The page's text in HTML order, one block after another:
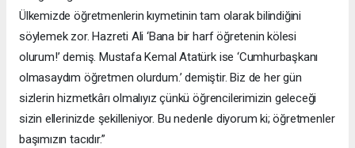
Ülkemizde öğretmenlerin kıymetinin tam olarak bilindiğini
söylemek zor. Hazreti Ali ‘Bana bir harf öğretenin kölesi
olurum!’ demiş. Mustafa Kemal Atatürk ise ‘Cumhurbaşkanı
olmasaydım öğretmen olurdum.’ demiştir. Biz de her gün
sizlerin hizmetkârı olmalıyız çünkü öğrencilerimizin geleceği
sizin ellerinizde şekilleniyor. Bu nedenle diyorum ki; öğretmenler
başımızın tacıdır.”